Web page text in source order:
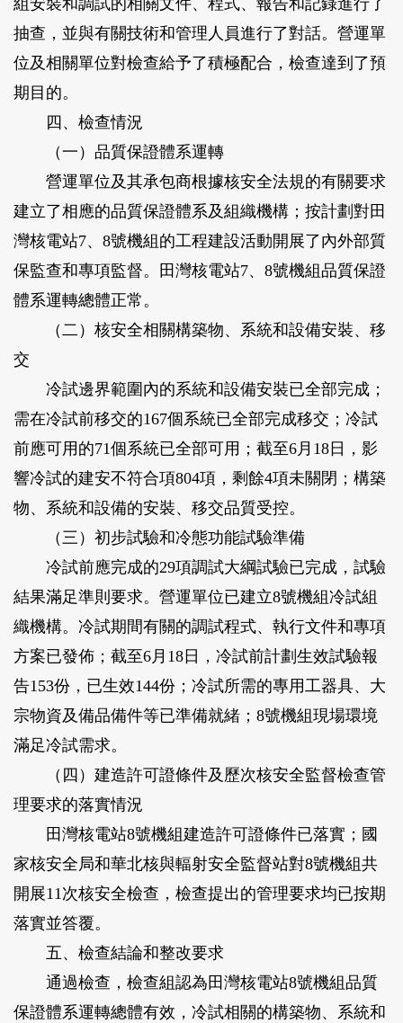
組安裝和調試的相關文件、程式、報告和記錄進行了
抽查，並與有關技術和管理人員進行了對話。營運單
位及相關單位對檢查給予了積極配合，檢查達到了預
期目的。
四、檢查情況
（一）品質保證體系運轉
營運單位及其承包商根據核安全法規的有關要求
建立了相應的品質保證體系及組織機構；按計劃對田
灣核電站7、8號機組的工程建設活動開展了內外部質
保監查和專項監督。田灣核電站7、8號機組品質保證
體系運轉總體正常。
（二）核安全相關構築物、系統和設備安裝、移
交
冷試邊界範圍內的系統和設備安裝已全部完成；
需在冷試前移交的167個系統已全部完成移交；冷試
前應可用的71個系統已全部可用；截至6月18日，影
響冷試的建安不符合項804項，剩餘4項未關閉；構築
物、系統和設備的安裝、移交品質受控。
（三）初步試驗和冷態功能試驗準備
冷試前應完成的29項調試大綱試驗已完成，試驗
結果滿足準則要求。營運單位已建立8號機組冷試組
織機構。冷試期間有關的調試程式、執行文件和專項
方案已發佈；截至6月18日，冷試前計劃生效試驗報
告153份，已生效144份；冷試所需的專用工器具、大
宗物資及備品備件等已準備就緒；8號機組現場環境
滿足冷試需求。
（四）建造許可證條件及歷次核安全監督檢查管
理要求的落實情況
田灣核電站8號機組建造許可證條件已落實；國
家核安全局和華北核與輻射安全監督站對8號機組共
開展11次核安全檢查，檢查提出的管理要求均已按期
落實並答覆。
五、檢查結論和整改要求
通過檢查，檢查組認為田灣核電站8號機組品質
保證體系運轉總體有效，冷試相關的構築物、系統和